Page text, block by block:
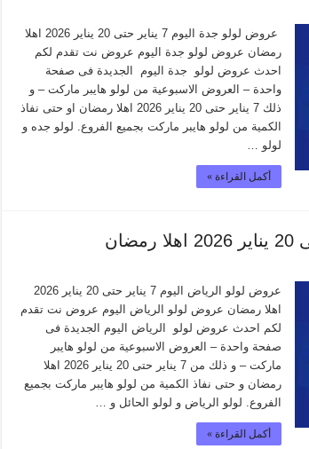
عروض لولو جدة اليوم 7 يناير حتى 20 يناير 2026 اهلا
رمضان عروض لولو جدة اليوم عروض نت تقدم لكم
احدث عروض لولو جدة اليوم الجديدة فى صفحة
واحدة – العروض الاسبوعية من لولو هايبر ماركت – و
ذلك 7 يناير حتى 20 يناير 2026 اهلا رمضان او حتى نفاذ
الكمية من لولو هايبر ماركت بجميع الفروع. لولو جده و
لولو …
أكمل القراءة »
عروض لولو الرياض اليوم 7 يناير حتى 20 يناير 2026
اهلا رمضان عروض لولو الرياض اليوم عروض نت تقدم
لكم احدث عروض لولو الرياض اليوم الجديدة فى
صفحة واحدة – العروض الاسبوعية من لولو هايبر
ماركت – و ذلك من 7 يناير حتى 20 يناير 2026 اهلا
رمضان و حتى نفاذ الكمية من لولو هايبر ماركت بجميع
الفروع. لولو الرياض و لولو الحائل و …
أكمل القراءة »